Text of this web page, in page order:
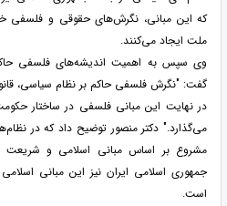
که این مبانی، نگرش‌های حقوقی و فلسفی
ملت ایجاد می‌کنند.
وی سپس به اهمیت اندیشه‌های فلسفی
گفت: "نگرش فلسفی حاکم بر نظام سیاسی،
در نهایت این مبانی فلسفی در ساختار
می‌گذارد." دکتر منصور توضیح داد که در
مشروع بر اساس مبانی اسلامی و شریعت
جمهوری اسلامی ایران نیز این مبانی
است.